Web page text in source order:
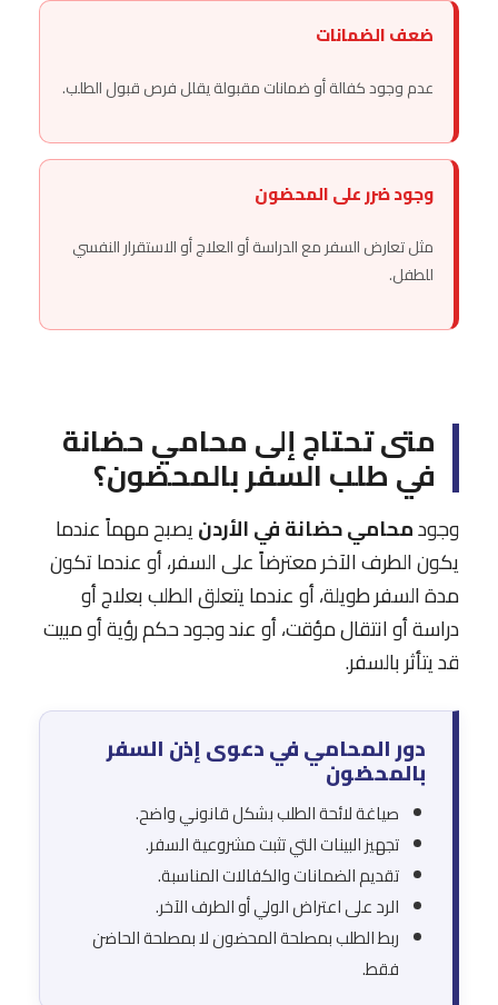
ضعف الضمانات
عدم وجود كفالة أو ضمانات مقبولة يقلل فرص قبول الطلب.
وجود ضرر على المحضون
مثل تعارض السفر مع الدراسة أو العلاج أو الاستقرار النفسي
للطفل.
متى تحتاج إلى محامي حضانة
في طلب السفر بالمحضون؟
وجودمحامي حضانة في الأردنيصبح مهماً عندما
يكون الطرف الآخر معترضاً على السفر، أو عندما تكون
مدة السفر طويلة، أو عندما يتعلق الطلب بعلاج أو
دراسة أو انتقال مؤقت، أو عند وجود حكم رؤية أو مبيت
قد يتأثر بالسفر.
دور المحامي في دعوى إذن السفر
بالمحضون
صياغة لائحة الطلب بشكل قانوني واضح.
تجهيز البينات التي تثبت مشروعية السفر.
تقديم الضمانات والكفالات المناسبة.
الرد على اعتراض الولي أو الطرف الآخر.
ربط الطلب بمصلحة المحضون لا بمصلحة الحاضن
فقط.